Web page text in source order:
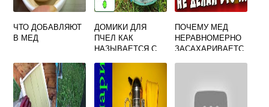
ЧТО ДОБАВЛЯЮТ
В МЕД
ДОМИКИ ДЛЯ
ПЧЕЛ КАК
НАЗЫВАЕТСЯ С
ПОЧЕМУ МЕД
НЕРАВНОМЕРНО
ЗАСАХАРИВАЕТС